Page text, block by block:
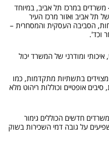
משרדים במרכז תל אביב, במיוחד
תל אביב ואזור מרכז העיר
הסביבה העסקית והמסחרית –
וכד'.
איכותי ומודרני של המשרד יכול
בתשתיות מתקדמות, כמו
אופטיים וכוללות ריהוט מלא
חדשים הכוללים גימור
₪ למ"ר ומשפיעים על גובה דמי השכירות בשוק